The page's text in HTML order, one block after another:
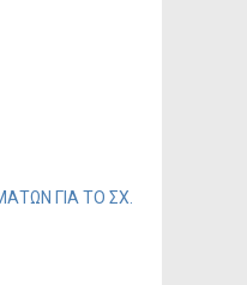
ΓΙΑ ΤΟ ΣΧ.